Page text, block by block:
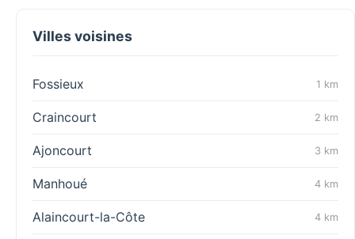
Villes voisines
Fossieux 1 km
Craincourt 2 km
Ajoncourt 3 km
Manhoué 4 km
Alaincourt-la-Côte 4 km